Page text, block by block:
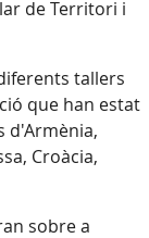
de Territori i
tallers
que han estat
d'Armènia,
Croàcia,
sobre a